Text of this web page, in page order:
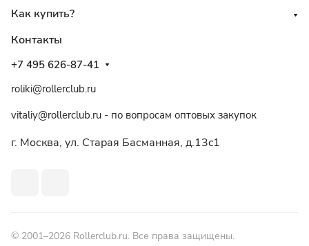
Как купить?
Контакты
+7 495 626-87-41
roliki@rollerclub.ru
vitaliy@rollerclub.ru - по вопросам оптовых закупок
г. Москва, ул. Старая Басманная, д.13c1
© 2001–2026 Rollerclub.ru. Все права защищены.